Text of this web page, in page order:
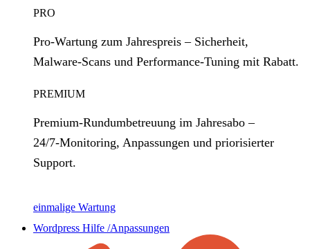
PRO
Pro‑Wartung zum Jahrespreis – Sicherheit,
Malware‑Scans und Performance‑Tuning mit Rabatt.
PREMIUM
Premium‑Rundumbetreuung im Jahresabo –
24/7‑Monitoring, Anpassungen und priorisierter
Support.
einmalige Wartung
Wordpress Hilfe /Anpassungen